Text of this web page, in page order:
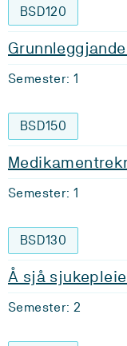
BSD120
Semester: 1
BSD150
Semester: 1
BSD130
Å sjå
Semester: 2